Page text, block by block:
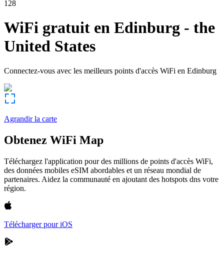
128
WiFi gratuit en Edinburg - the
United States
Connectez-vous avec les meilleurs points d'accès WiFi en Edinburg
Agrandir la carte
Obtenez WiFi Map
Téléchargez l'application pour des millions de points d'accès WiFi,
des données mobiles eSIM abordables et un réseau mondial de
partenaires. Aidez la communauté en ajoutant des hotspots dns votre
région.
Télécharger pour iOS